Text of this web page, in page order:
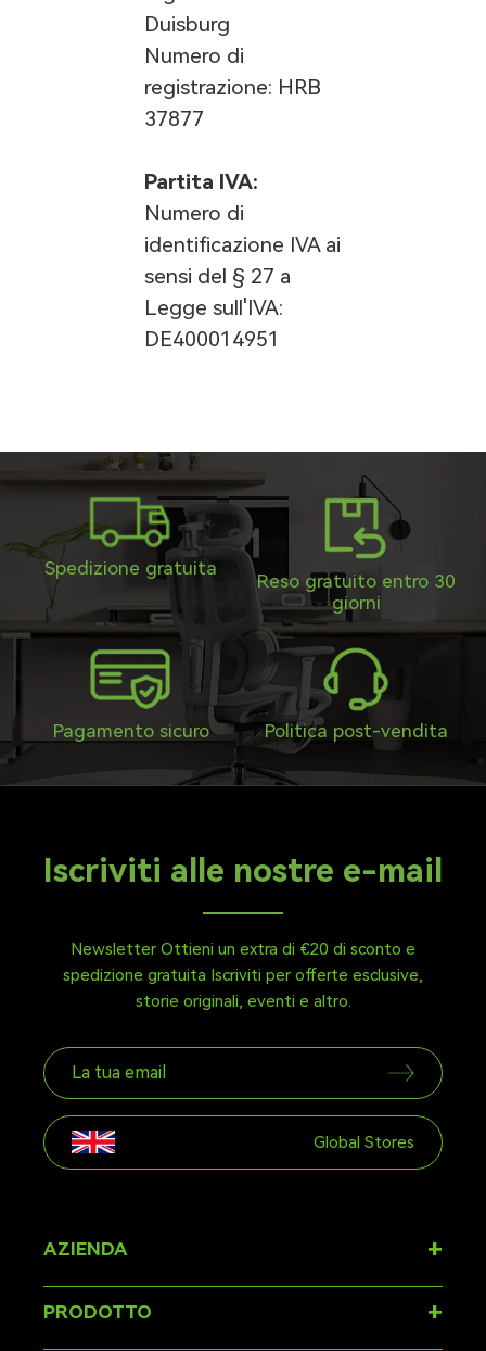
Duisburg
Numero di
registrazione: HRB
37877
Partita IVA:
Numero di
identificazione IVA ai
sensi del § 27 a
Legge sull'IVA:
DE400014951
Spedizione gratuita
Reso gratuito entro 30
giorni
Pagamento sicuro Politica post-vendita
Iscriviti alle nostre e-mail
Newsletter Ottieni un extra di €20 di sconto e
spedizione gratuita Iscriviti per offerte esclusive,
storie originali, eventi e altro.
Global Stores
AZIENDA +
Di
PRODOTTO +